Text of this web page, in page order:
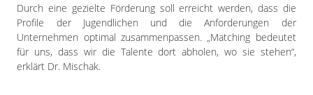
Durch eine gezielte Förderung soll erreicht werden, dass die
Profile der Jugendlichen und die Anforderungen der
Unternehmen optimal zusammenpassen. „Matching bedeutet
für uns, dass wir die Talente dort abholen, wo sie stehen“,
erklärt Dr. Mischak.